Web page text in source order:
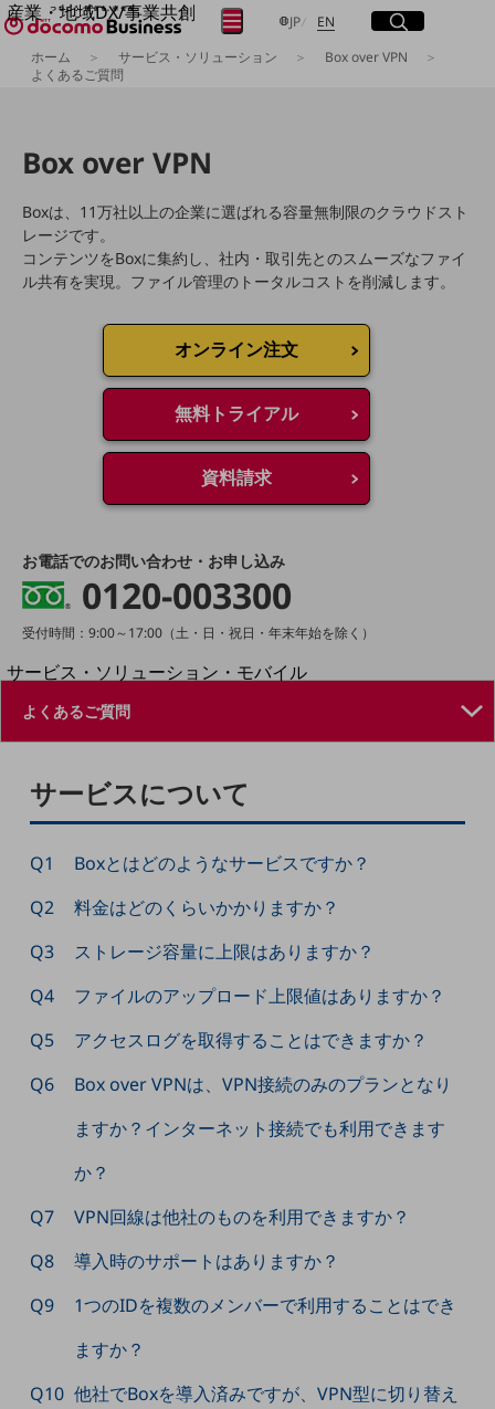
Box over VPN
Boxは、11万社以上の企業に選ばれる容量無制限のクラウドスト
レージです。
コンテンツをBoxに集約し、社内・取引先とのスムーズなファイ
ル共有を実現。ファイル管理のトータルコストを削減します。
オンライン注文
無料トライアル
資料請求
お電話でのお問い合わせ・お申し込み
0120-003300
受付時間：9:00～17:00（土・日・祝日・年末年始を除く）
産業・地域DX/事業共創
OPEN HUB for Plural Futures
自律・分散・協調型社会の実現を目指し、
記事コンテンツ
プレイヤー(カタリスト/パートナー企業)
Smart World
産業・地域DXプラットフォーマーとして
企業と地域が持続成長する社会を目指します
Smart Education
Smart Mobility
Smart Worksite
地域の取り組み
地域社会を支える皆さまと地域課題の解決や
地域経済のさらなる活性化に取り組みます
別ウィンドウで開きます
サービス・ソリューション・モバイル
サービス・ソリューションTOP
カテゴリーで探す
カテゴリーで探すTOP
電話・映像コミュニケーション
セキュリティ
データ利活用
業務支援・マーケティング
災害対策・BCP
課題・ニーズで探す
課題・ニーズで探すTOP
JP日本語
EN Englishサイト内検索
開く
メニュー
開く
フリーワードでNTTドコモビジネスの
取り組みを検索
ホーム サービス・ソリューション
Box over VPN
よくあるご質問
サービスについて
Q1
Boxとはどのようなサービスですか？
Q2
料金はどのくらいかかりますか？
Q3
ストレージ容量に上限はありますか？
Q4
ファイルのアップロード上限値はありますか？
Q5
アクセスログを取得することはできますか？
Q6
Box over VPNは、VPN接続のみのプランとなり
ますか？インターネット接続でも利用できます
か？
Q7
VPN回線は他社のものを利用できますか？
Q8
導入時のサポートはありますか？
Q9
1つのIDを複数のメンバーで利用することはでき
ますか？
Q10 他社でBoxを導入済みですが、VPN型に切り替え